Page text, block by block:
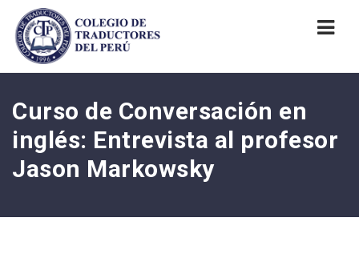
Curso de Conversación en
inglés: Entrevista al profesor
Jason Markowsky